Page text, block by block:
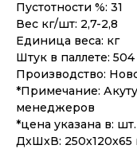
Пустотности %: 31
Вес кг/шт: 2,7-2,8
Единица веса: кг
Штук в паллете: 504
Производство:
*Примечание:
менеджеров
*цена указана в: шт.
ДxШxВ: 250x120x65